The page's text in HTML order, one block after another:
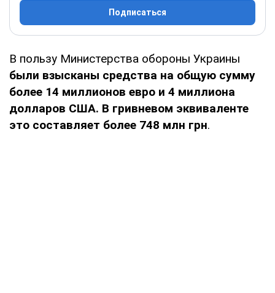
Подписаться
В пользу Министерства обороны Украины
были взысканы средства на общую сумму
более 14 миллионов евро и 4 миллиона
долларов США. В гривневом эквиваленте
это составляет более 748 млн грн.